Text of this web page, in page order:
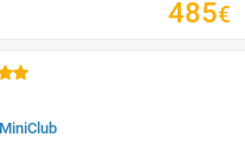
485€